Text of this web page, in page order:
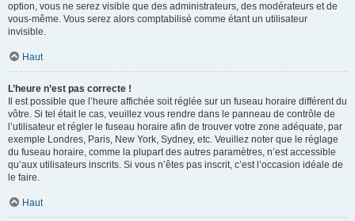
option, vous ne serez visible que des administrateurs, des modérateurs et de
vous-même. Vous serez alors comptabilisé comme étant un utilisateur
invisible.
Haut
L’heure n’est pas correcte !
Il est possible que l’heure affichée soit réglée sur un fuseau horaire différent du
vôtre. Si tel était le cas, veuillez vous rendre dans le panneau de contrôle de
l’utilisateur et régler le fuseau horaire afin de trouver votre zone adéquate, par
exemple Londres, Paris, New York, Sydney, etc. Veuillez noter que le réglage
du fuseau horaire, comme la plupart des autres paramètres, n’est accessible
qu’aux utilisateurs inscrits. Si vous n’êtes pas inscrit, c’est l’occasion idéale de
le faire.
Haut